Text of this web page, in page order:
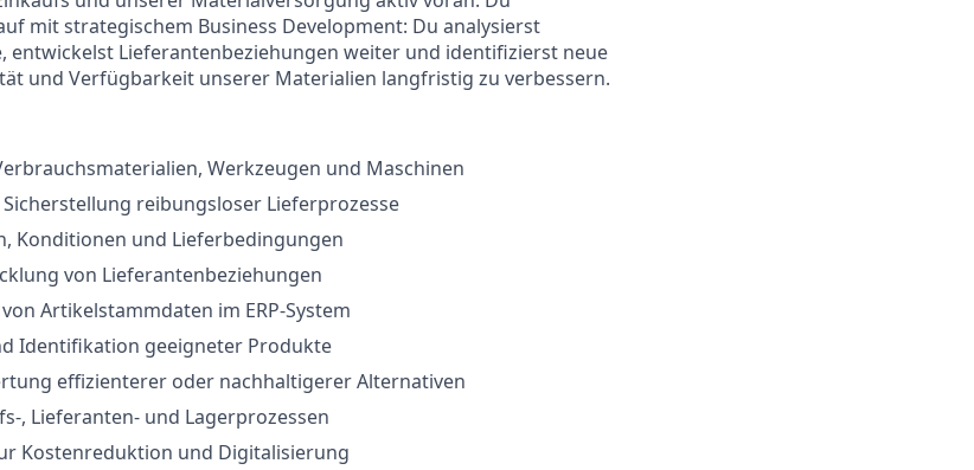
mit strategischem Business Development: Du analysierst
entwickelst Lieferantenbeziehungen weiter und identifizierst neue
und Verfügbarkeit unserer Materialien langfristig zu verbessern.
Werkzeugen und Maschinen
reibungsloser Lieferprozesse
Konditionen und Lieferbedingungen
von Lieferantenbeziehungen
Artikelstammdaten im ERP-System
Identifikation geeigneter Produkte
effizienterer oder nachhaltigerer Alternativen
, Lieferanten- und Lagerprozessen
Kostenreduktion und Digitalisierung